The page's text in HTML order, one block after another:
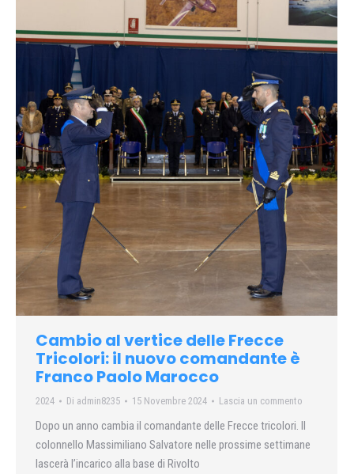
Cambio al vertice delle Frecce
Tricolori: il nuovo comandante è
Franco Paolo Marocco
2024 Di admin8235 15 Novembre 2024 Lascia un commento
Dopo un anno cambia il comandante delle Frecce tricolori. Il
colonnello Massimiliano Salvatore nelle prossime settimane
lascerà l’incarico alla base di Rivolto